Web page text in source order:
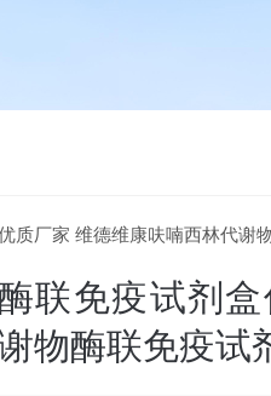
质厂家 维德维康呋喃西林代谢
联免疫试剂
物酶联免疫试